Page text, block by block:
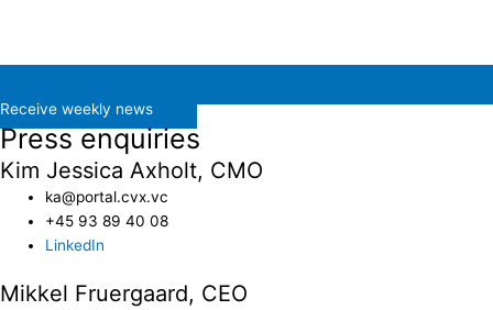
Receive weekly news
Press enquiries
Kim Jessica Axholt, CMO
ka@portal.cvx.vc​
+45 93 89 40 08
LinkedIn
Mikkel Fruergaard, CEO